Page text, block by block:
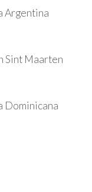
Argentina
Sint Maarten
Dominicana